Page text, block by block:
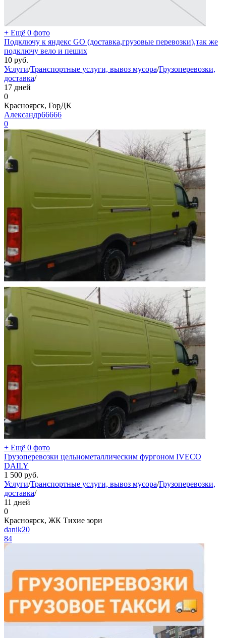
+ Ещё 0 фото
Подключу к яндекс GO (доставка,грузовые перевозки),так же
подключу вело и пеших
10 руб.
Услуги/Транспортные услуги, вывоз мусора/Грузоперевозки,
доставка/
17 дней
0
Красноярск, ГорДК
Александр66666
0
+ Ещё 0 фото
Грузоперевозки цельнометаллическим фургоном IVECO
DAILY
1 500 руб.
Услуги/Транспортные услуги, вывоз мусора/Грузоперевозки,
доставка/
11 дней
0
Красноярск, ЖК Тихие зори
danik20
84